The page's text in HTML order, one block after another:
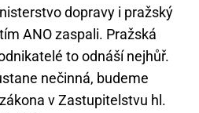
dopravy i pražský
ANO zaspali. Pražská
to odnáší nejhůř.
nečinná, budeme
v Zastupitelstvu hl.